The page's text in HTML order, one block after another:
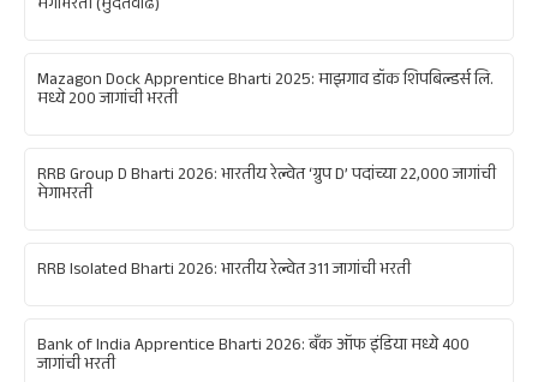
मेगाभरती (मुदतवाढ)
Mazagon Dock Apprentice Bharti 2025: माझगाव डॉक शिपबिल्डर्स लि.
मध्ये 200 जागांची भरती
RRB Group D Bharti 2026: भारतीय रेल्वेत ‘ग्रुप D’ पदांच्या 22,000 जागांची
मेगाभरती
RRB Isolated Bharti 2026: भारतीय रेल्वेत 311 जागांची भरती
Bank of India Apprentice Bharti 2026: बँक ऑफ इंडिया मध्ये 400
जागांची भरती